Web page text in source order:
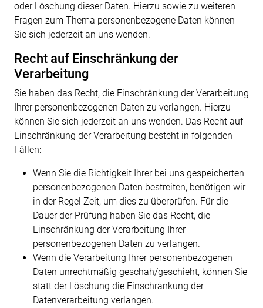
oder Löschung dieser Daten. Hierzu sowie zu weiteren
Fragen zum Thema personenbezogene Daten können
Sie sich jederzeit an uns wenden.
Recht auf Einschränkung der
Verarbeitung
Sie haben das Recht, die Einschränkung der Verarbeitung
Ihrer personenbezogenen Daten zu verlangen. Hierzu
können Sie sich jederzeit an uns wenden. Das Recht auf
Einschränkung der Verarbeitung besteht in folgenden
Fällen:
Wenn Sie die Richtigkeit Ihrer bei uns gespeicherten
personenbezogenen Daten bestreiten, benötigen wir
in der Regel Zeit, um dies zu überprüfen. Für die
Dauer der Prüfung haben Sie das Recht, die
Einschränkung der Verarbeitung Ihrer
personenbezogenen Daten zu verlangen.
Wenn die Verarbeitung Ihrer personenbezogenen
Daten unrechtmäßig geschah/geschieht, können Sie
statt der Löschung die Einschränkung der
Datenverarbeitung verlangen.